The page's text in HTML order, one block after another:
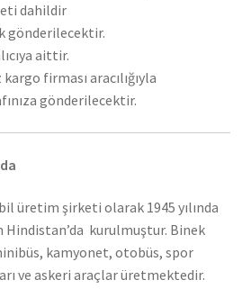
dahildir
gönderilecektir.
aittir.
firması aracılığıyla
gönderilecektir.
üretim şirketi olarak 1945 yılında
Hindistan’da kurulmuştur. Binek
kamyonet, otobüs, spor
ve askeri araçlar üretmektedir.